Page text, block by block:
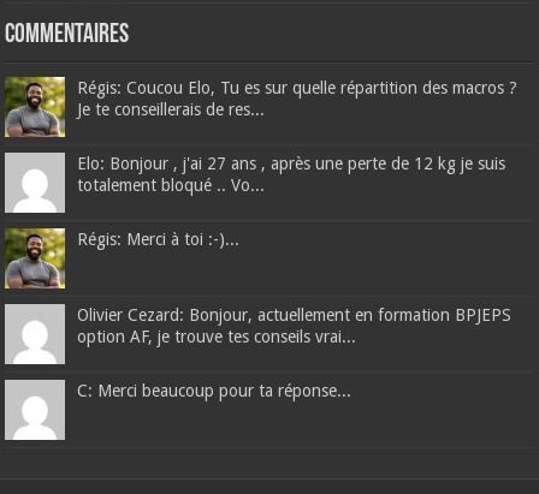
Commentaires
Régis: Coucou Elo, Tu es sur quelle répartition des macros ?
Je te conseillerais de res...
Elo: Bonjour , j'ai 27 ans , après une perte de 12 kg je suis
totalement bloqué .. Vo...
Régis: Merci à toi :-)...
Olivier Cezard: Bonjour, actuellement en formation BPJEPS
option AF, je trouve tes conseils vrai...
C: Merci beaucoup pour ta réponse...